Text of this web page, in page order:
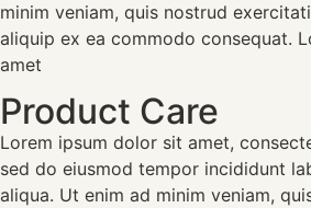
minim veniam, quis nostrud
aliquip ex ea commodo consequat.
amet
Product Care
Lorem ipsum dolor sit amet,
sed do eiusmod tempor incididunt
aliqua. Ut enim ad minim veniam,